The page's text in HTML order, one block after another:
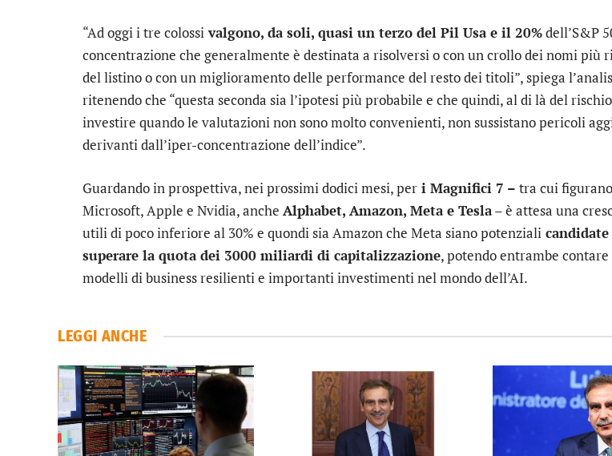
“Ad oggi i tre colossivalgono, da soli, quasi un terzo del Pil Usa e il 20%dell’S&P
concentrazione che generalmente è destinata a risolversi o con un crollo dei nomi più
del listino o con un miglioramento delle performance del resto dei titoli”, spiega
ritenendo che “questa seconda sia l’ipotesi più probabile e che quindi, al di là del
investire quando le valutazioni non sono molto convenienti, non sussistano pericoli
derivanti dall’iper-concentrazione dell’indice”.
Guardando in prospettiva, nei prossimi dodici mesi, per i Magnifici 7 – tra cui
Microsoft, Apple e Nvidia, anche Alphabet, Amazon, Metae Tesla– è attesa una
utili di poco inferiore al 30% e quondi sia Amazon che Meta siano potenziali candidate
superare la quota dei 3000 miliardi di capitalizzazione, potendo entrambe contare
modelli di business resilienti e importanti investimenti nel mondo dell’AI.
LEGGI ANCHE